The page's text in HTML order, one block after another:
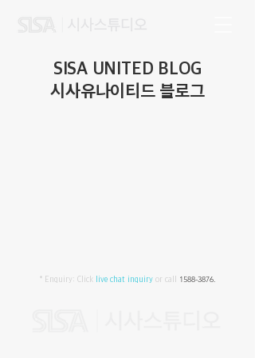
SISA UNITED BLOG
시사유나이티드 블로그
* Enquiry: Click live chat inquiry or call 1588-3876.